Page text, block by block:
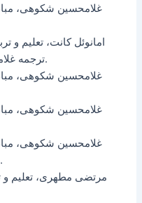
ترجمه غلامحسین شکوهی، تهران، ۱۳۶۳، ص۵۶.
رضوی، مشهد، ۱۳۷۵، چ ۸، ص۵۷-۶۰.